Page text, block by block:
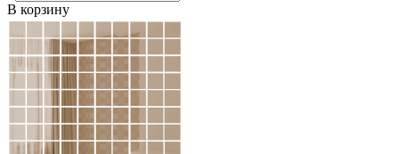
В корзину